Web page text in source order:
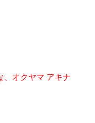
、オクヤマ アキナ